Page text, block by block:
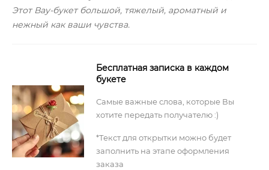
Этот Вау-букет большой, тяжелый, ароматный и
нежный как ваши чувства.
Бесплатная записка в каждом
букете
Самые важные слова, которые Вы
хотите передать получателю :)
*Текст для открытки можно будет
заполнить на этапе оформления
заказа